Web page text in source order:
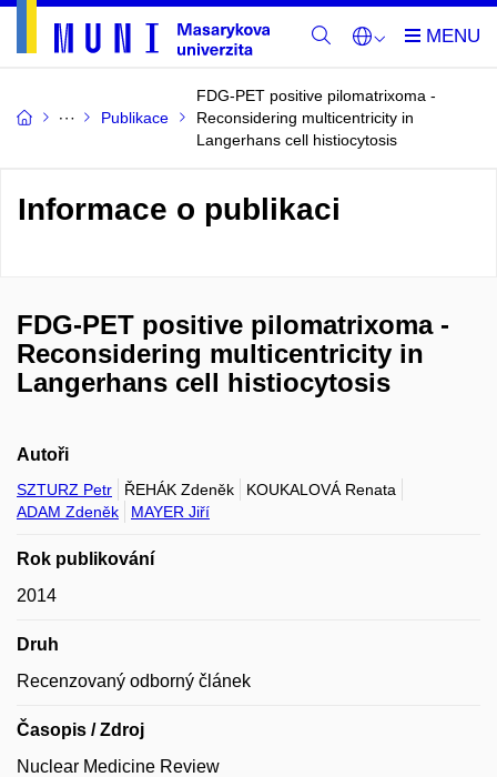
Publikace
FDG-PET positive pilomatrixoma -
Reconsidering multicentricity in
Langerhans cell histiocytosis
Informace o publikaci
FDG-PET positive pilomatrixoma -
Reconsidering multicentricity in
Langerhans cell histiocytosis
Autoři
SZTURZ Petr ŘEHÁK Zdeněk
KOUKALOVÁ Renata
ADAM Zdeněk
MAYER Jiří
Rok publikování
2014
Druh
Recenzovaný odborný článek
Časopis / Zdroj
Nuclear Medicine Review